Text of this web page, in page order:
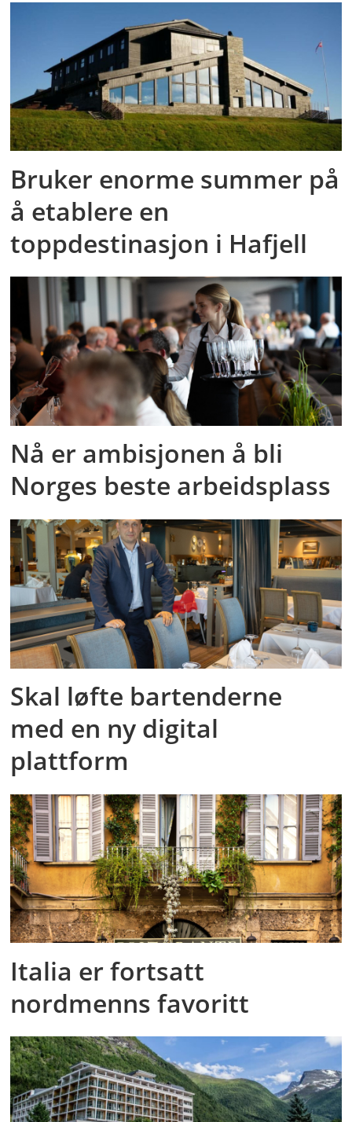
Bruker enorme summer på
å etablere en
toppdestinasjon i Hafjell
Nå er ambisjonen å bli
Norges beste arbeidsplass
Skal løfte bartenderne
med en ny digital
plattform
Italia er fortsatt
nordmenns favoritt